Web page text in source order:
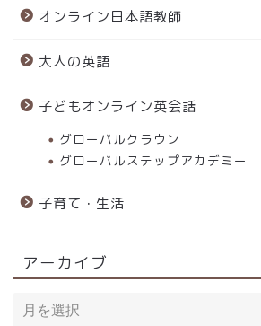
オンライン日本語教師
大人の英語
子どもオンライン英会話
グローバルクラウン
グローバルステップアカデミー
子育て・生活
アーカイブ